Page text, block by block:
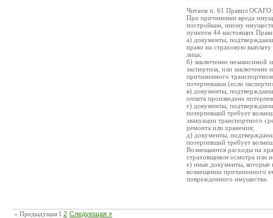
Читаем п. 61 Правил ОСАГО:
При причинении вреда
постройкам, иному
пунктом 44 настоящих
а) документы,
право на страховую
лица;
б) заключение независимой
экспертиза, или заключение
причиненного
потерпевшим (если
в) документы,
оплата произведена
г) документы,
потерпевший требует
эвакуации транспортного
ремонта или хранения;
д) документы,
потерпевший требует
Возмещаются расходы на
страховщиком осмотра или
е) иные документы, которые
возмещении причиненного
поврежденного имущества.
« Предыдущая 1 2 Следующая »